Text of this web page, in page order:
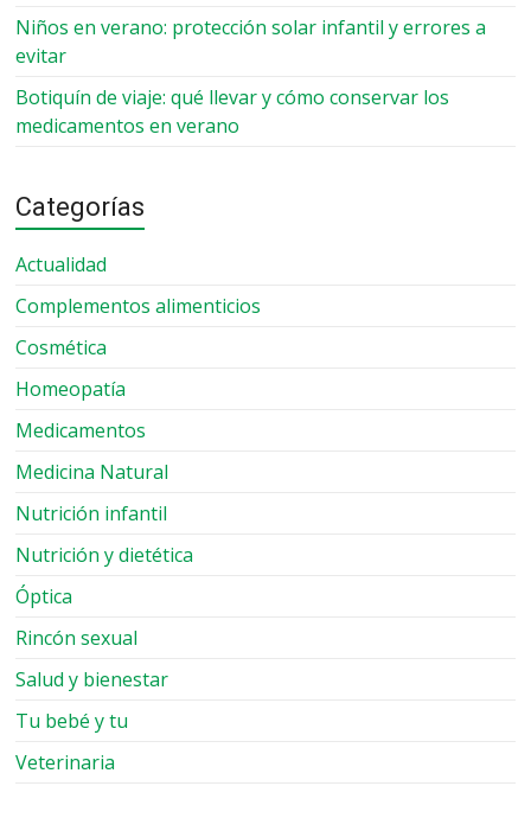
Niños en verano: protección solar infantil y errores a
evitar
Botiquín de viaje: qué llevar y cómo conservar los
medicamentos en verano
Categorías
Actualidad
Complementos alimenticios
Cosmética
Homeopatía
Medicamentos
Medicina Natural
Nutrición infantil
Nutrición y dietética
Óptica
Rincón sexual
Salud y bienestar
Tu bebé y tu
Veterinaria